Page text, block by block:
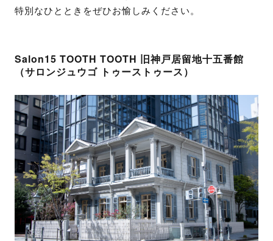
特別なひとときをぜひお愉しみください。
Salon15 TOOTH TOOTH 旧神戸居留地十五番館
（サロンジュウゴ トゥーストゥース）